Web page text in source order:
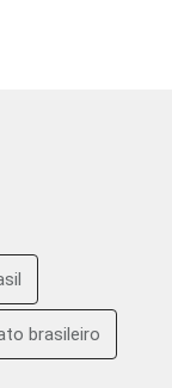
brasileiro